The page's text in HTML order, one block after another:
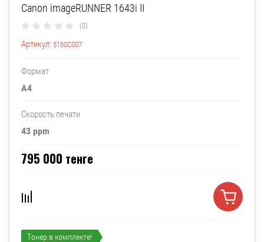
Canon imageRUNNER 1643i II
(0)
Артикул: 5160C007
Формат
А4
Скорость печати
43 ppm
795 000 тенге
Тонер в комплекте!